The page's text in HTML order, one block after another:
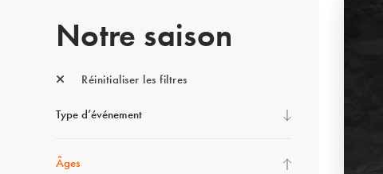
Notre saison
Réinitialiser les filtres
Type d’événement
Âges